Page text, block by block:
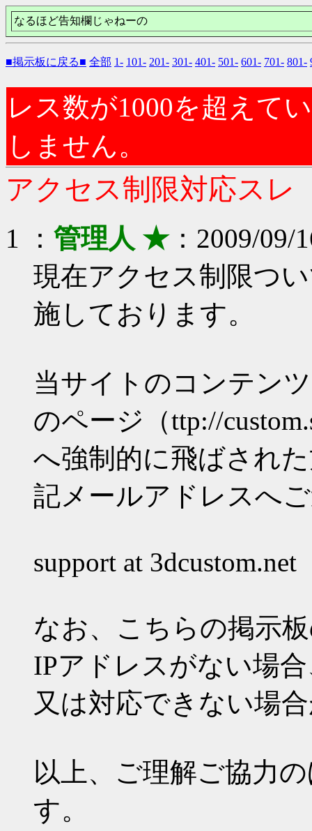
なるほど告知欄じゃねーの
■掲示板に戻る■ 全部 1- 101- 201- 301- 401- 501- 601- 701- 801-
レス数が1000を超えて
しません。
アクセス制限対応スレ
1 ： 管理人 ★：2009/09/
現在アクセス制限つ
施しております。
当サイトのコンテン
のページ（ttp://
へ強制的に飛ばされ
記メールアドレスへ
support at 3dcustom.net
なお、こちらの掲示
IPアドレスがない場
又は対応できない場
以上、ご理解ご協力
す。